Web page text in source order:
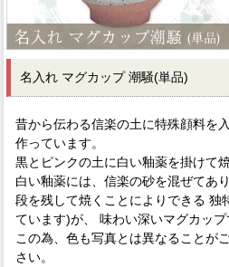
名入れ マグカップ 潮騒(単品)
昔から伝わる信楽の土に特殊顔料を
作っています。
黒とピンクの土に白い釉薬を掛けて
白い釉薬には、信楽の砂を混ぜてあ
段を残して焼くことによりできる 独
ています)が、 味わい深いマグカップ
この為、色も写真とは異なることが
さい。